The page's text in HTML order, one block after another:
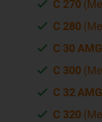
C 270
C 280
C 30 AMG
C 300
C 32 AMG
C 320